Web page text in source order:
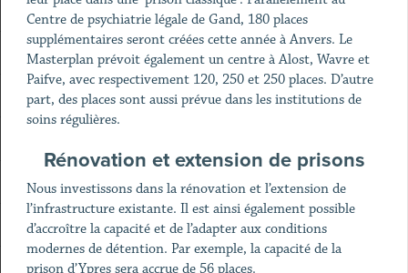
Centre de psychiatrie légale de Gand, 180 places
supplémentaires seront créées cette année à Anvers. Le
Masterplan prévoit également un centre à Alost, Wavre et
Paifve, avec respectivement 120, 250 et 250 places. D’autre
part, des places sont aussi prévue dans les institutions de
soins régulières.
Rénovation et extension de prisons
Nous investissons dans la rénovation et l’extension de
l’infrastructure existante. Il est ainsi également possible
d’accroître la capacité et de l’adapter aux conditions
modernes de détention. Par exemple, la capacité de la
prison d’Ypres sera accrue de 56 places.